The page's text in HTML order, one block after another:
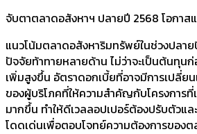
จับตาตลาดอสังหาฯ ปลายปี 2568 โอกาส
แนวโน้มตลาดอสังหาริมทรัพย์ในช่วงปลา
ปัจจัยท้าทายหลายด้าน ไม่ว่าจะเป็นต้นทุนก่
เพิ่มสูงขึ้น อัตราดอกเบี้ยที่อาจมีการเปลี่
ของผู้บริโภคที่ให้ความสำคัญกับโครงการ
มากขึ้น ทำให้ดีเวลลอปเปอร์ต้องปรับตัวแล
โดดเด่นเพื่อตอบโจทย์ความต้องการของ